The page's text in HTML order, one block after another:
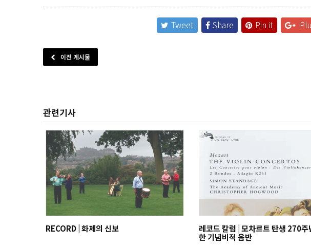
Tweet Share Pin it
이전 게시물
관련기사
RECORD | 화제의 신보
레코드 칼럼 | 모차르트 탄생 270주
한 기념비적 음반